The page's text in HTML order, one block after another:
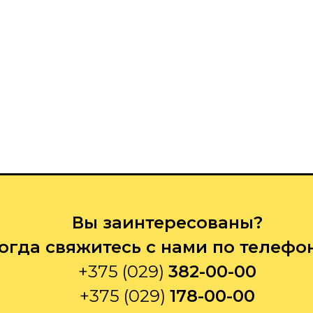
Вы заинтересованы?
свяжитесь с нами по
+375 (029) 382-00-00
+375 (029) 178-00-00